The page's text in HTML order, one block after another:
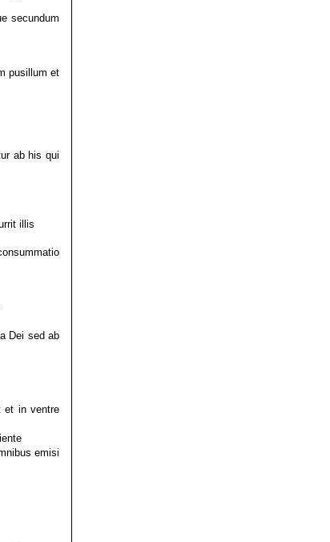
secundum
pusillum et
ab his qui
illis
Dei sed ab
et in ventre
emisi